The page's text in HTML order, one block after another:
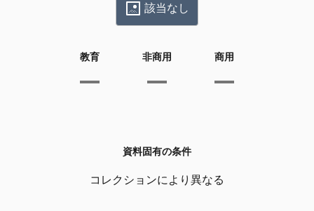
該当なし
教育 非商用 商用
資料固有の条件
コレクションにより異なる